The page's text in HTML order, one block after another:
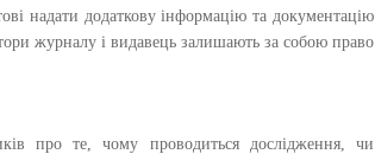
надати додаткову інформацію та документацію
журналу і видавець залишають за собою право
про те, чому проводиться дослідження, чи